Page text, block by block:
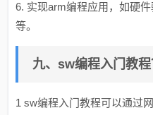
6. 实现arm编程应用，如硬
等。
九、sw编程入门教程
1 sw编程入门教程可以通过